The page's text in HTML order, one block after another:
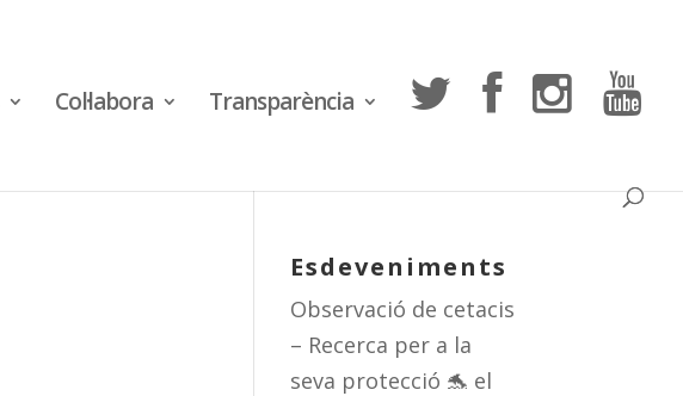
Col·labora Transparència
Esdeveniments
Observació de cetacis
– Recerca per a la
seva protecció 🐬 el